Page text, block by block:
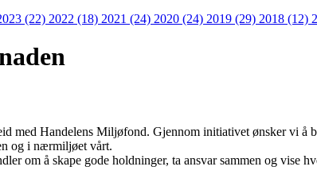
(22) 2022 (18) 2021 (24) 2020 (24) 2019 (29) 2018 (12)
med Handelens Miljøfond. Gjennom initiativet ønsker vi å
og i nærmiljøet vårt.
om å skape gode holdninger, ta ansvar sammen og vise